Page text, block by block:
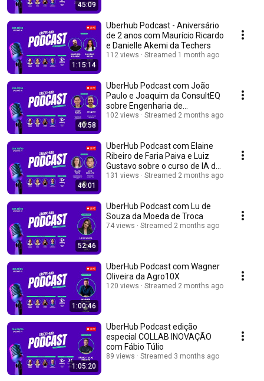
45:09
1:15:14
Uberhub Podcast - Aniversário
de 2 anos com Maurício Ricardo
e Danielle Akemi da Techers
112 views Streamed 1 month ago
40:58
UberHub Podcast com João
Paulo e Joaquim da ConsultEQ
sobre Engenharia de
Aprovação
102 views Streamed 2 months ago
46:01
UberHub Podcast com Elaine
Ribeiro de Faria Paiva e Luiz
Gustavo sobre o curso de IA da
UFU
131 views Streamed 2 months ago
52:46
UberHub Podcast com Lu de
Souza da Moeda de Troca
74 views Streamed 2 months ago
1:00:46
UberHub Podcast com Wagner
Oliveira da Agro10X
120 views Streamed 2 months ago
1:05:20
UberHub Podcast edição
especial COLLAB INOVAÇÃO
com Fábio Túlio
89 views Streamed 3 months ago